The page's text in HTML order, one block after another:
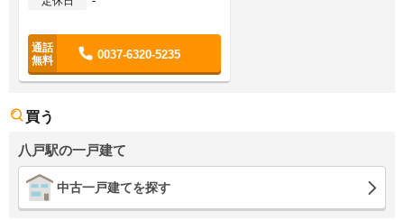
0037-6320-5235
買う
八戸駅の一戸建て
中古一戸建てを探す